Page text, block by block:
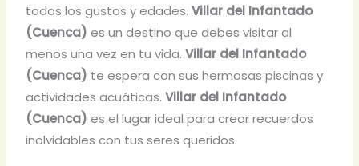
todos los gustos y edades.Villar del Infantado
(Cuenca) es un destino que debes visitar al
menos una vez en tu vida.Villar del Infantado
(Cuenca) te espera con sus hermosas piscinas y
actividades acuáticas.Villar del Infantado
(Cuenca) es el lugar ideal para crear recuerdos
inolvidables con tus seres queridos.